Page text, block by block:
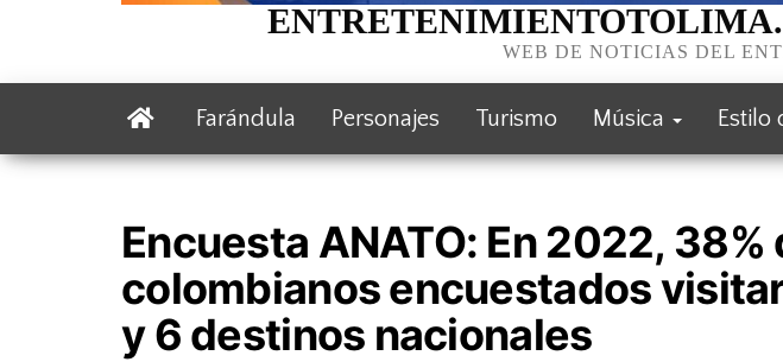
WEB DE NOTICIAS DEL
Farándula Personajes Turismo Música Estilo
Encuesta ANATO: En 2022, 38%
colombianos encuestados
y 6 destinos nacionales